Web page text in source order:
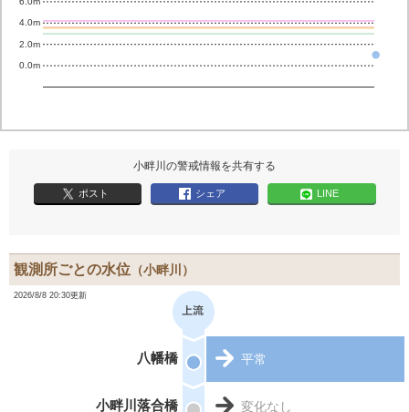
0.0m
2.0m
4.0m
小畔川の警戒情報を共有する
ポスト シェア LINE
観測所ごとの水位 （小畔川）
2026/8/8 20:30更新
八幡橋 平常
小畔川落合橋 変化なし